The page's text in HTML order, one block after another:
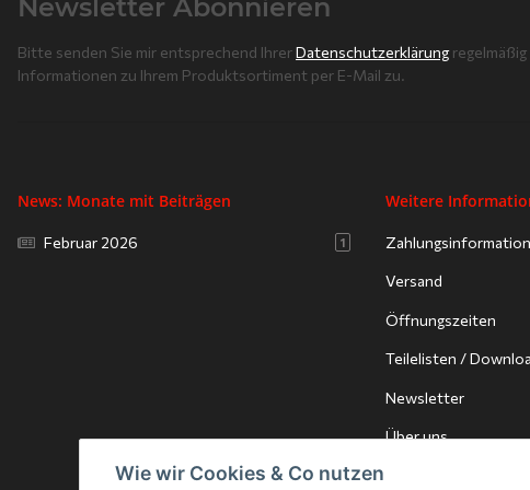
Wie wir Cookies & Co nutzen
Newsletter Abonnieren
Bitte senden Sie mir entsprechend IhrerDatenschutzerklärung
Informationen zu Ihrem Produktsortiment per E-Mail zu.
News: Monate mit Beiträgen
Februar 2026 1
Weitere
Zahlungsinformation
Versand
Öffnungszeiten
Teilelisten /
Newsletter
Über uns